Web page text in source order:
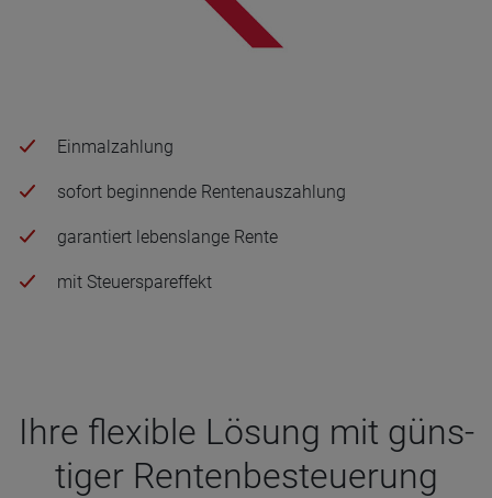
Einmalzahlung
sofort beginnende Rentenauszahlung
garantiert lebenslange Rente
mit Steuerspareffekt
Ihre fle­xi­ble Lösung mit güns­
ti­ger Ren­ten­be­steue­rung